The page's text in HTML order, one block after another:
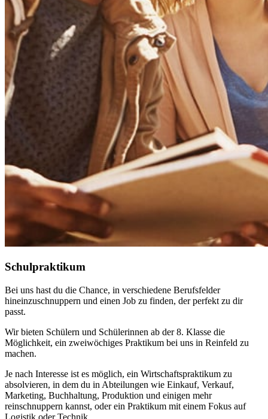
Schulpraktikum
Bei uns hast du die Chance, in verschiedene Berufsfelder
hineinzuschnuppern und einen Job zu finden, der perfekt zu dir
passt.
Wir bieten Schülern und Schülerinnen ab der 8. Klasse die
Möglichkeit, ein zweiwöchiges Praktikum bei uns in Reinfeld zu
machen.
Je nach Interesse ist es möglich, ein Wirtschaftspraktikum zu
absolvieren, in dem du in Abteilungen wie Einkauf, Verkauf,
Marketing, Buchhaltung, Produktion und einigen mehr
reinschnuppern kannst, oder ein Praktikum mit einem Fokus auf
Logistik oder Technik.